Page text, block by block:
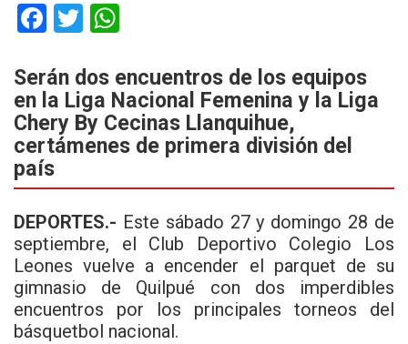
F
ce
b
o
o
k
T
tt
er
at
s
A
p
p
Serán dos encuentros de los equipos
en la Liga Nacional Femenina y la Liga
Chery By Cecinas Llanquihue,
certámenes de primera división del
país
DEPORTES.- Este sábado 27 y domingo 28 de
septiembre, el Club Deportivo Colegio Los
Leones vuelve a encender el parquet de su
gimnasio de Quilpué con dos imperdibles
encuentros por los principales torneos del
básquetbol nacional.